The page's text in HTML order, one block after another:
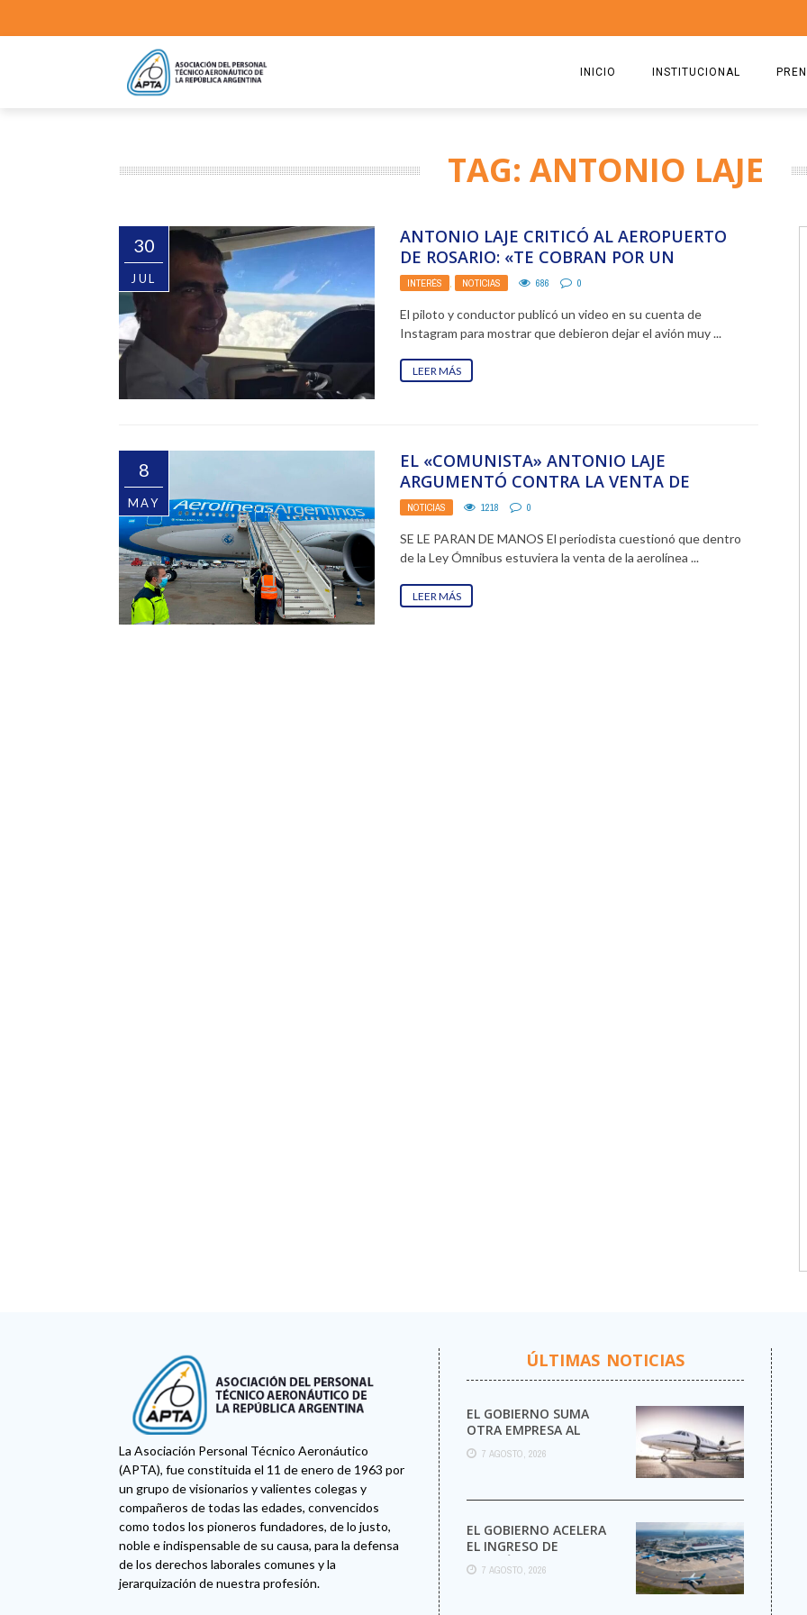
INICIO INSTITUCIONAL
ESTATUTO
RICARDO CIRIELLI
2025
TAG: ANTONIO LAJE
30
JUL
ANTONIO LAJE CRITICÓ AL AEROPUERTO
DE ROSARIO: «TE COBRAN POR UN
SERVICIO QUE NO TE ...
INTERÉS NOTICIAS 686 0
El piloto y conductor publicó un video en su cuenta de
Instagram para mostrar que debieron dejar el avión muy ...
LEER MÁS
8
MAY
EL «COMUNISTA» ANTONIO LAJE
ARGUMENTÓ CONTRA LA VENTA DE
AEROLÍNEAS ARGENTINAS
NOTICIAS 1218 0
SE LE PARAN DE MANOS El periodista cuestionó que dentro
de la Ley Ómnibus estuviera la venta de la aerolínea ...
LEER MÁS
La Asociación Personal Técnico Aeronáutico
(APTA), fue constituida el 11 de enero de 1963 por
un grupo de visionarios y valientes colegas y
compañeros de todas las edades, convencidos
como todos los pioneros fundadores, de lo justo,
noble e indispensable de su causa, para la defensa
de los derechos laborales comunes y la
jerarquización de nuestra profesión.
ÚLTIMAS NOTICIAS
EL GOBIERNO SUMA
OTRA EMPRESA AL
NEGOCIO DE LOS VUELOS
PRIVADOS
7 AGOSTO, 2026
EL GOBIERNO ACELERA
EL INGRESO DE
AEROLÍNEAS
EXTRANJERAS CON
7 AGOSTO, 2026